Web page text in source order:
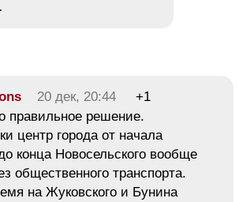
20 дек, 20:44
+1
правильное решение.
центр города от начала
конца Новосельского вообще
общественного транспорта.
на Жуковского и Бунина